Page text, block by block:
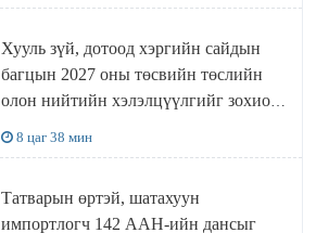
Хууль зүй, дотоод хэргийн сайдын
багцын 2027 оны төсвийн төслийн
олон нийтийн хэлэлцүүлгийг зохион
8 цаг 38 мин
Татварын өртэй, шатахуун
импортлогч 142 ААН-ийн дансыг